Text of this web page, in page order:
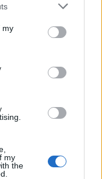
my
my
the